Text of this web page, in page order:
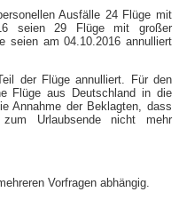
Ausfälle 24 Flüge mit
seien 29 Flüge mit großer
seien am 04.10.2016 annulliert
der Flüge annulliert. Für den
Flüge aus Deutschland in die
Annahme der Beklagten, dass
Urlaubsende nicht mehr
Vorfragen abhängig.